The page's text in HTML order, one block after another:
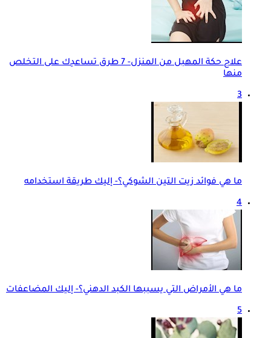
علاج حكة المهبل من المنزل- 7 طرق تساعدِك على التخلص
منها
3
ما هي فوائد زيت التين الشوكي؟- إليك طريقة استخدامه
4
ما هي الأمراض التي يسببها الكبد الدهني؟- إليك المضاعفات
5